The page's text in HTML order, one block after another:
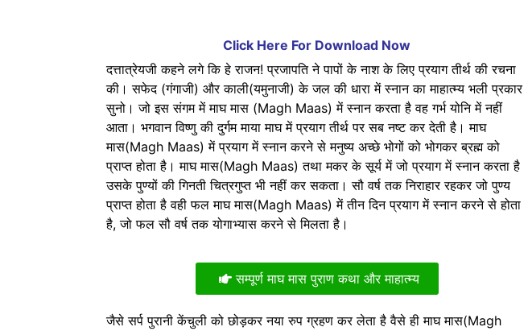
Click Here For Download Now
दत्तात्रेयजी कहने लगे कि हे राजन! प्रजापति ने पापों के नाश के लिए प्रयाग तीर्थ की रचना
की। सफेद (गंगाजी) और काली(यमुनाजी) के जल की धारा में स्नान का माहात्म्य भली प्रकार
सुनो। जो इस संगम में माघ मास (Magh Maas) में स्नान करता है वह गर्भ योनि में नहीं
आता। भगवान विष्णु की दुर्गम माया माघ में प्रयाग तीर्थ पर सब नष्ट कर देती है। माघ
मास(Magh Maas) में प्रयाग में स्नान करने से मनुष्य अच्छे भोगों को भोगकर ब्रह्म को
प्राप्त होता है। माघ मास(Magh Maas) तथा मकर के सूर्य में जो प्रयाग में स्नान करता है
उसके पुण्यों की गिनती चित्रगुप्त भी नहीं कर सकता। सौ वर्ष तक निराहार रहकर जो पुण्य
प्राप्त होता है वही फल माघ मास(Magh Maas) में तीन दिन प्रयाग में स्नान करने से होता
है, जो फल सौ वर्ष तक योगाभ्यास करने से मिलता है।
सम्पूर्ण माघ मास पुराण कथा और माहात्म्य
जैसे सर्प पुरानी केंचुली को छोड़कर नया रुप ग्रहण कर लेता है वैसे ही माघ मास(Magh